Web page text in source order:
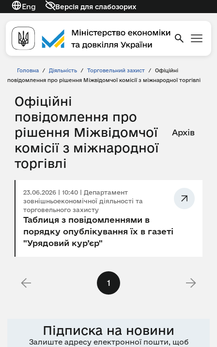
Eng Версія для слабозорих
Головна / Діяльність / Торговельний захист /
Офіційні
повідомлення про рішення Міжвідомчої комісії з міжнародної торгівлі
Офіційні
повідомлення про
рішення Міжвідомчої
комісії з міжнародної
торгівлі
Архів
23.06.2026 | 10:40 | Департамент
зовнішньоекономічної діяльності та
торговельного захисту
Таблиця з повідомленнями в
порядку опублікування їх в газеті
"Урядовий кур’єр"
1
Підписка на новини
Залиште адресу електронної пошти, щоб